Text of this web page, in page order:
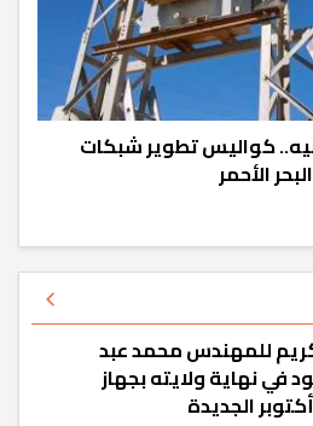
جنيه.. كواليس تطوير شبكات
الأحمر
للمهندس محمد عبد
في نهاية ولايته بجهاز
الجديدة